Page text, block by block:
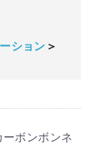
ション ＞
ボンボンネ